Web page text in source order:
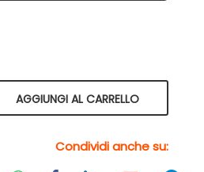
Quantità
AGGIUNGI AL CARRELLO
Condividi anche su: